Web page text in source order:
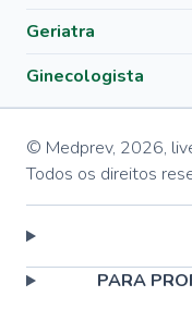
Geriatra
Ginecologista
© Medprev, 2026,
Todos os direitos
PARA